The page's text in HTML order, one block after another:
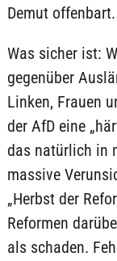
Demut offenbart.
Was sicher ist:
gegenüber
Linken, Frauen
der AfD eine
das natürlich in
massive
„Herbst der
Reformen
als schaden.